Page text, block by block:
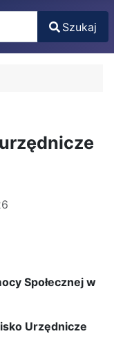
for results.
Szukaj
Społecznej w
Urzędnicze